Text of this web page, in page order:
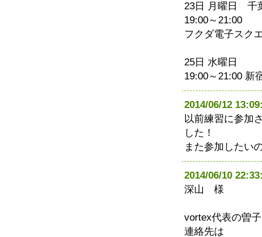
23日 月曜日 千
19:00～21:00
フクダ電子スク
25日 水曜日
19:00～21:00 新
2014/06/12
以前練習に参加
した！
また参加したい
2014/06/10
深山 様
vortex代表の曽
連絡先は